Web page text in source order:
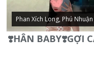
Phan Xích Long, Phú Nhuận